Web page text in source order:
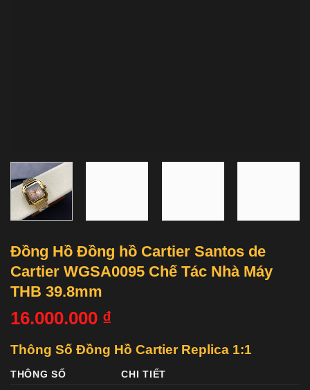
Đồng Hồ Đồng hồ Cartier Santos de
Cartier WGSA0095 Chế Tác Nhà Máy
THB 39.8mm
16.000.000 ₫
Thông Số Đồng Hồ Cartier Replica 1:1
THÔNG SỐ
CHI TIẾT